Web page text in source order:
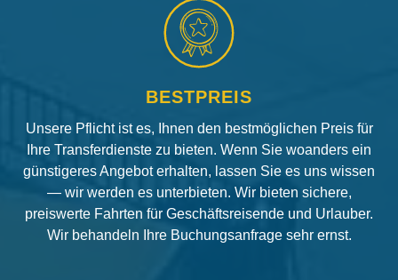
BESTPREIS
Unsere Pflicht ist es, Ihnen den bestmöglichen Preis für
Ihre Transferdienste zu bieten. Wenn Sie woanders ein
günstigeres Angebot erhalten, lassen Sie es uns wissen
— wir werden es unterbieten. Wir bieten sichere,
preiswerte Fahrten für Geschäftsreisende und Urlauber.
Wir behandeln Ihre Buchungsanfrage sehr ernst.